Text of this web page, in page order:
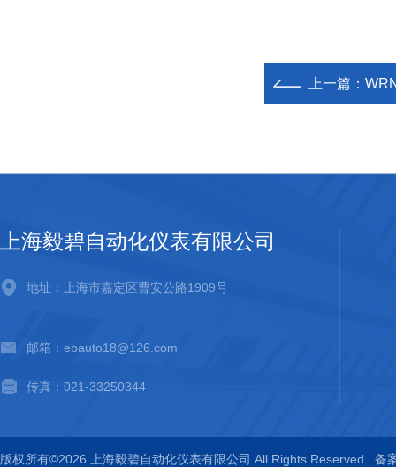
上一篇：
上海毅碧自动化仪表有限公司
地址：上海市嘉定区曹安公路1909号
邮箱：ebauto18@126.com
传真：021-33250344
版权所有©2026 上海毅碧自动化仪表有限公司 All Rights Reserved 备